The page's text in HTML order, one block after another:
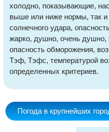
холодно, показывающие,
выше или ниже нормы, так
солнечного удара,
жарко, душно, очень душно,
опасность обморожения,
Тэф, Тэфс, температурой
определенных критериев.
Погода в крупнейших